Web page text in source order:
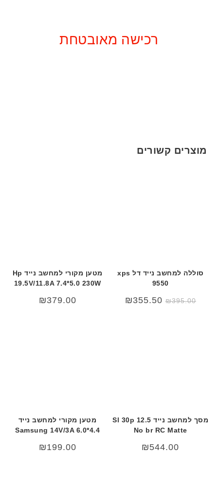
רכישה מאובטחת
מוצרים קשורים
סוללה למחשב נייד דל xps
9550
₪395.00
₪355.50
מטען מקורי למחשב נייד Hp
19.5V/11.8A 7.4*5.0 230W
₪379.00
מסך למחשב נייד 12.5 Sl 30p
No br RC Matte
₪544.00
מטען מקורי למחשב נייד
Samsung 14V/3A 6.0*4.4
₪199.00